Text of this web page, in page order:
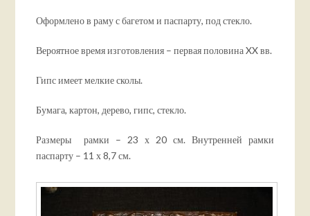
Оформлено в раму с багетом и паспарту, под стекло.
Вероятное время изготовления – первая половина XX вв.
Гипс имеет мелкие сколы.
Бумага, картон, дерево, гипс, стекло.
Размеры рамки – 23 х 20 см. Внутренней рамки
паспарту – 11 х 8,7 см.